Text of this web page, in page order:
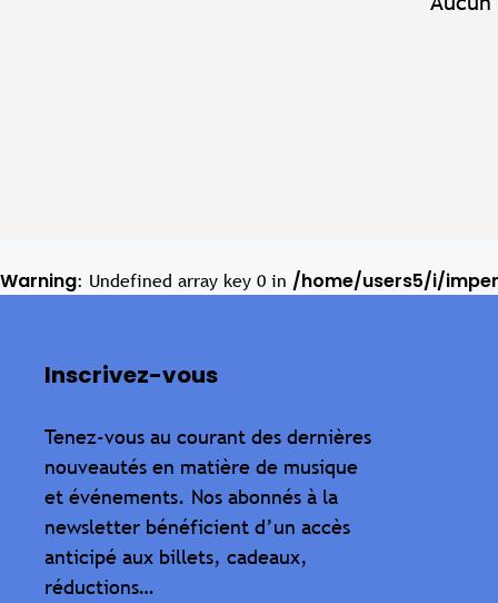
Warning: Undefined array key 0 in /home/users5/i/
Inscrivez-vous
Tenez-vous au courant des dernières
nouveautés en matière de musique
et événements. Nos abonnés à la
newsletter bénéficient d’un accès
anticipé aux billets, cadeaux,
réductions…